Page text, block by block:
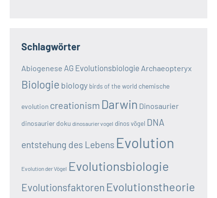
Schlagwörter
Abiogenese AG Evolutionsbiologie Archaeopteryx
Biologie biology birds of the world chemische
evolution creationism Darwin Dinosaurier
dinosaurier doku dinosaurier vogel dinos vögel DNA
entstehung des Lebens Evolution
Evolution der Vögel Evolutionsbiologie
Evolutionsfaktoren Evolutionstheorie